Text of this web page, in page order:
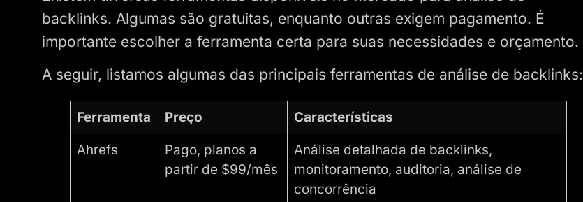
backlinks. Algumas são gratuitas, enquanto outras exigem pagamento. É
importante escolher a ferramenta certa para suas necessidades e orçamento.
A seguir, listamos algumas das principais ferramentas de análise de backlinks:
Ferramenta Preço Características
Ahrefs
Pago, planos a
partir de $99/mês
Análise detalhada de backlinks,
monitoramento, auditoria, análise de
concorrência